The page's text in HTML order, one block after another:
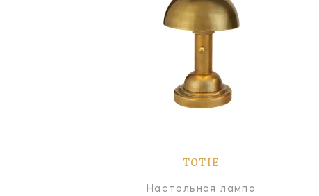
TOTIE
Настольная лампа